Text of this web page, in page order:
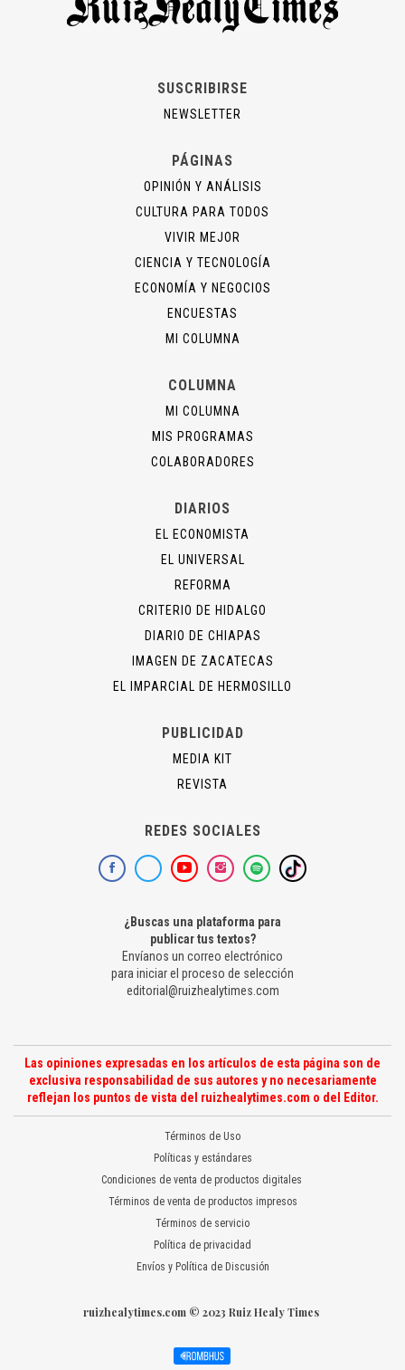
SUSCRIBIRSE
NEWSLETTER
PÁGINAS
OPINIÓN Y ANÁLISIS
CULTURA PARA TODOS
VIVIR MEJOR
CIENCIA Y TECNOLOGÍA
ECONOMÍA Y NEGOCIOS
ENCUESTAS
MI COLUMNA
COLUMNA
MI COLUMNA
MIS PROGRAMAS
COLABORADORES
DIARIOS
EL ECONOMISTA
EL UNIVERSAL
REFORMA
CRITERIO DE HIDALGO
DIARIO DE CHIAPAS
IMAGEN DE ZACATECAS
EL IMPARCIAL DE HERMOSILLO
PUBLICIDAD
MEDIA KIT
REVISTA
REDES SOCIALES
¿Buscas una plataforma para
publicar tus textos?
Envíanos un correo electrónico
para iniciar el proceso de selección
editorial@ruizhealytimes.com
Las opiniones expresadas en los artículos de esta página son de
exclusiva responsabilidad de sus autores y no necesariamente
reflejan los puntos de vista del ruizhealytimes.com o del Editor.
Términos de Uso
Políticas y estándares
Condiciones de venta de productos digitales
Términos de venta de productos impresos
Términos de servicio
Política de privacidad
Envíos y Política de Discusión
ruizhealytimes.com © 2023 Ruiz Healy Times